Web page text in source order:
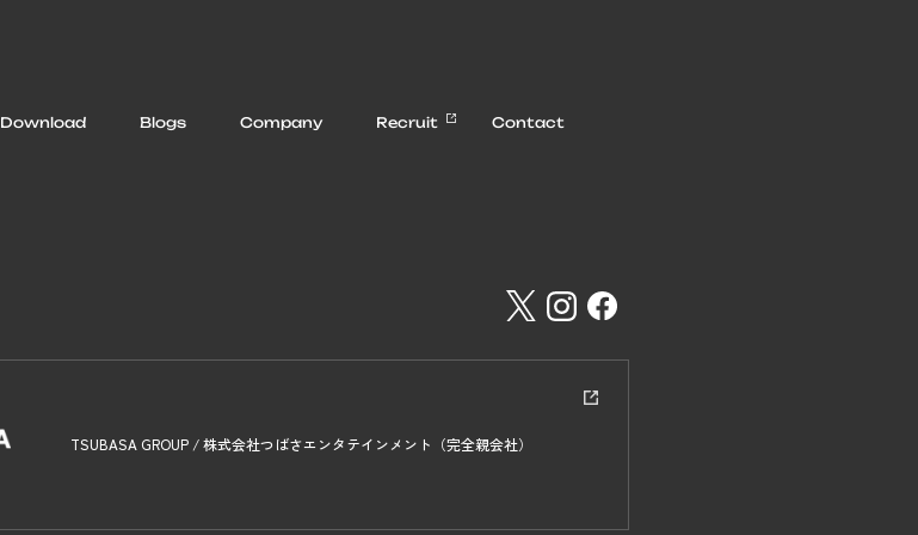
Download Blogs Company Recruit Contact
TSUBASA GROUP / 株式会社つばさエンタテインメント （完全親会社）